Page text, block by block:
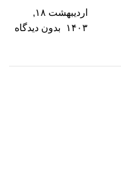
اردیبهشت ۱۸,
۱۴۰۳
بدون دیدگاه